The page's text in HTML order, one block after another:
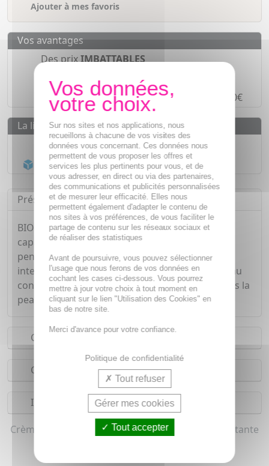
Ajouter à mes favoris
Vos avantages
Des prixIMBATTABLES
Paiement en ligne
SÉCURISÉ
Paiement en4 fois sans frais à partir de 30€
La livraison
Livraison gratuite dès 55€
Acheminement Chronoposten 24h*
Présentation
BIOTHERM a créé un soin pour les hommes
capable d'hydrater les peaux les plus sèches
pendant 72h, en créant une vague de fraîcheur
intense. La double texture unique se liquéfiant au
contact de la peau permet de contenir l'eau dans la
peau pour une hydratation très longue durée.
Conseils d'utilisation
Composition
Indications
Crème de jour hydratante et Crème de nuit hydratante
Sur nos sites et nos applications, nous
recueillons à chacune de vos visites des
données vous concernant. Ces données nous
permettent de vous proposer les offres et
services les plus pertinents pour vous, et de
vous adresser, en direct ou via des partenaires,
des communications et publicités personnalisées
et de mesurer leur efficacité. Elles nous
permettent également d'adapter le contenu de
nos sites à vos préférences, de vous faciliter le
partage de contenu sur les réseaux sociaux et
de réaliser des statistiques
Avant de poursuivre, vous pouvez sélectionner
l'usage que nous ferons de vos données en
cochant les cases ci-dessous. Vous pourrez
mettre à jour votre choix à tout moment en
cliquant sur le lien "Utilisation des Cookies" en
bas de notre site.
Merci d'avance pour votre confiance.
Politique de confidentialité
Tout refuser
Gérer mes cookies
Tout accepter